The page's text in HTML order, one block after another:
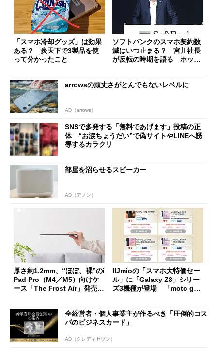
「スマホ冷却グッズ」は効果
ある？ 炎天下で3製品を使
って分かったこと
ソフトバンクのスマホ契約数
減はいつ止まる？ 宮川社長
が反転の時期を語る ホッピ
arrowsの頑丈さがとんでもないレベルに
AD（arrows）
SNSで多発する「無料であげます」投稿の正
体 “お涙ちょうだい”で偽サイトやLINEへ誘
導するカラクリ
部屋を沼らせるスピーカー
AD（デノン）
厚さ約1.2mm、“ほぼ、裸”のi
Pad Pro（M4／M5）向けケ
ース「The Frost Air」発売
IIJmioの「スマホ大特価セー
ル」に「Galaxy Z8」シリー
ズ3機種が登場 「moto g37
全経営者・個人事業主が作るべき「圧倒的コス
パのビジネスカード」
AD（クレディセゾン）